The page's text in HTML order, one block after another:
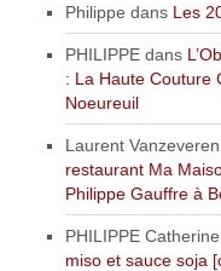
Philippe dans Les
PHILIPPE dans
: La Haute Couture
Noeureuil
Laurent Vanzeveren
restaurant Ma
Philippe Gauffre à
PHILIPPE Catherine
miso et sauce soja